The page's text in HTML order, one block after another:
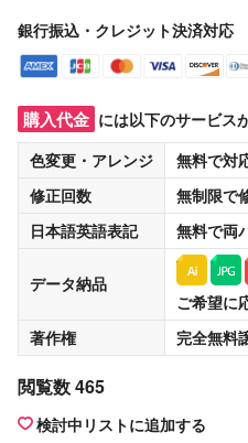
銀行振込・クレジット決済対応
購入代金 には以下のサービス
色変更・アレンジ
無料で対
修正回数
無制限で
日本語英語表記
無料で両
データ納品
ご希望に
著作権
完全無料
閲覧数 465
検討中リストに追加する